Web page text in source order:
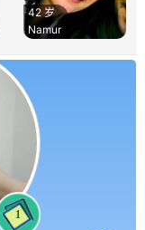
42 岁
Namur
1